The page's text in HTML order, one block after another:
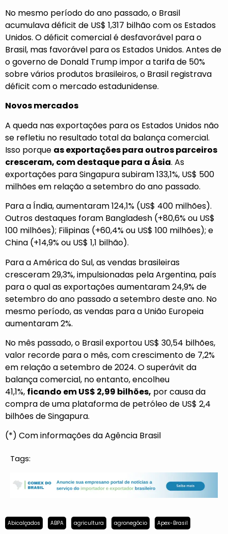
No mesmo período do ano passado, o Brasil
acumulava déficit de US$ 1,317 bilhão com os Estados
Unidos. O déficit comercial é desfavorável para o
Brasil, mas favorável para os Estados Unidos. Antes de
o governo de Donald Trump impor a tarifa de 50%
sobre vários produtos brasileiros, o Brasil registrava
déficit com o mercado estadunidense.
Novos mercados
A queda nas exportações para os Estados Unidos não
se refletiu no resultado total da balança comercial.
Isso porque as exportações para outros parceiros
cresceram, com destaque para a Ásia. As
exportações para Singapura subiram 133,1%, US$ 500
milhões em relação a setembro do ano passado.
Para a Índia, aumentaram 124,1% (US$ 400 milhões).
Outros destaques foram Bangladesh (+80,6% ou US$
100 milhões); Filipinas (+60,4% ou US$ 100 milhões); e
China (+14,9% ou US$ 1,1 bilhão).
Para a América do Sul, as vendas brasileiras
cresceram 29,3%, impulsionadas pela Argentina, país
para o qual as exportações aumentaram 24,9% de
setembro do ano passado a setembro deste ano. No
mesmo período, as vendas para a União Europeia
aumentaram 2%.
No mês passado, o Brasil exportou US$ 30,54 bilhões,
valor recorde para o mês, com crescimento de 7,2%
em relação a setembro de 2024. O superávit da
balança comercial, no entanto, encolheu
41,1%, ficando em US$ 2,99 bilhões, por causa da
compra de uma plataforma de petróleo de US$ 2,4
bilhões de Singapura.
(*) Com informações da Agência Brasil
Tags:
Abicalçados ABPA agricultura agronegócio Apex-Brasil